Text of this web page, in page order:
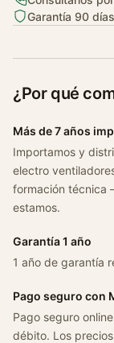
u
l
C
i
/
l
a
g
u
n
a
m
e
g
Garantía 90 días
¿Por qué
Más de 7 años
Importamos y
electro
formación técnica
estamos.
Garantía 1 año
1 año de garantía
Pago seguro con
Pago seguro
débito. Los